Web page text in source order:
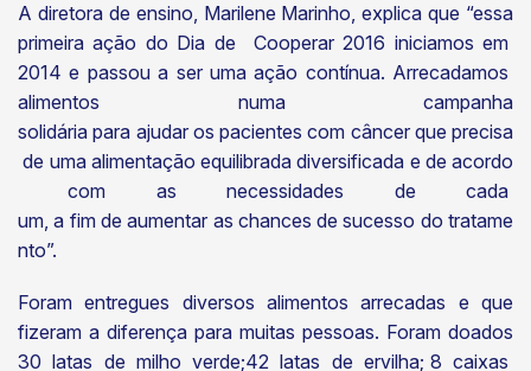
A diretora de ensino, Marilene Marinho, explica que “essa
primeira ação do Dia de Cooperar 2016 iniciamos em
2014 e passou a ser uma ação contínua. Arrecadamos
alimentos numa campanha
solidária para ajudar os pacientes com câncer que precisa
de uma alimentação equilibrada diversificada e de acordo
com as necessidades de cada
um, a fim de aumentar as chances de sucesso do tratame
nto”.
Foram entregues diversos alimentos arrecadas e que
fizeram a diferença para muitas pessoas. Foram doados
30 latas de milho verde;42 latas de ervilha; 8 caixas